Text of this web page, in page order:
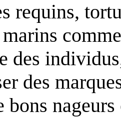
requins,
des
des
bons